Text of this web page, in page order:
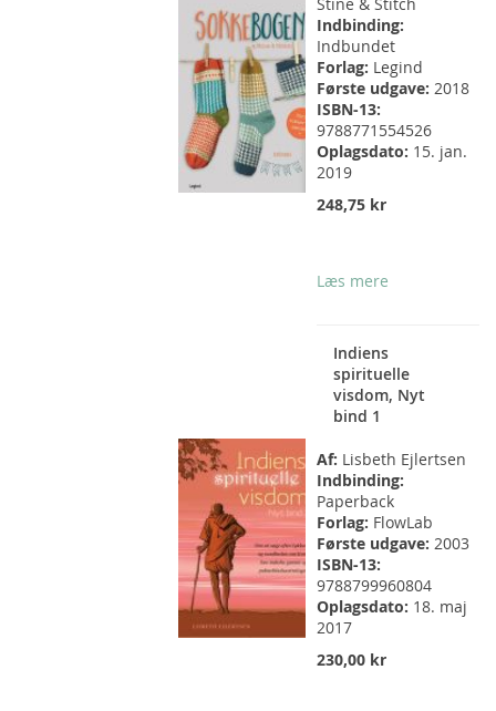
Indbinding:
Indbundet
Forlag: Legind
Første udgave: 2018
ISBN-13:
9788771554526
Oplagsdato: 15. jan.
2019
248,75 kr
Læs mere
Indiens
spirituelle
visdom, Nyt
bind 1
Af: Lisbeth Ejlertsen
Indbinding:
Paperback
Forlag: FlowLab
Første udgave: 2003
ISBN-13:
9788799960804
Oplagsdato: 18. maj
2017
230,00 kr